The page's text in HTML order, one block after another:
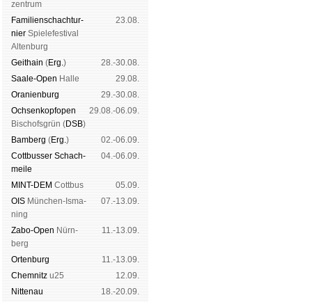
zen­trum
Familien­schach­tur­
nier Spiele­fes­ti­val
Al­ten­burg
23.08.
Geit­hain (Erg.)
28.-30.08.
Saale-Open Halle
29.08.
Oranien­burg
29.-30.08.
Och­sen­kopf­open
Bischofs­grün (DSB)
29.08.-06.09.
Bam­berg (Erg.)
02.-06.09.
Cott­busser Schach­
meile
04.-06.09.
MINT-DEM Cott­bus
05.09.
OIS Mün­chen-Is­ma­
ning
07.-13.09.
Zabo-Open Nürn­
berg
11.-13.09.
Orten­burg
11.-13.09.
Chem­nitz u25
12.09.
Nitte­nau
18.-20.09.